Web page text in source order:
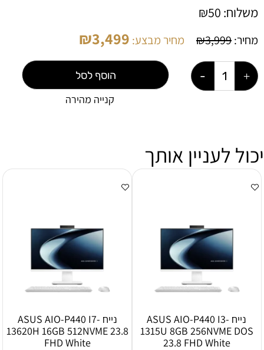
משלוח: ₪50
מחיר: ₪3,999 מחיר מבצע: ₪3,499
הוסף לסל
קנייה מהירה
יכול לעניין אותך
נייח ASUS AIO-P440 I3-
1315U 8GB 256NVME DOS
23.8 FHD White
נייח ASUS AIO-P440 I7-
13620H 16GB 512NVME 23.8
FHD White